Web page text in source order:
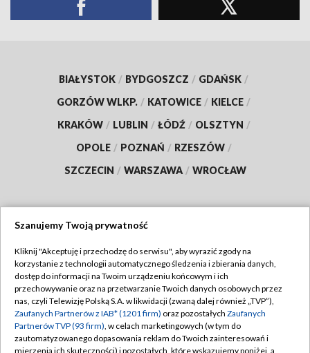
BIAŁYSTOK / BYDGOSZCZ / GDAŃSK /
GORZÓW WLKP. / KATOWICE / KIELCE /
KRAKÓW / LUBLIN / ŁÓDŹ / OLSZTYN /
OPOLE / POZNAŃ / RZESZÓW /
SZCZECIN / WARSZAWA / WROCŁAW
TVP
Abonament TVP
Emisja w TVP
Centrum informacji TVP
Regulamin TVP
Polityka prywatności
Moje zgody
Szanujemy Twoją prywatność
Kliknij "Akceptuję i przechodzę do serwisu", aby wyrazić zgody na
korzystanie z technologii automatycznego śledzenia i zbierania danych,
dostęp do informacji na Twoim urządzeniu końcowym i ich
przechowywanie oraz na przetwarzanie Twoich danych osobowych przez
nas, czyli Telewizję Polską S.A. w likwidacji (zwaną dalej również „TVP”),
Zaufanych Partnerów z IAB* (1201 firm) oraz pozostałych Zaufanych
Partnerów TVP (93 firm), w celach marketingowych (w tym do
zautomatyzowanego dopasowania reklam do Twoich zainteresowań i
mierzenia ich skuteczności) i pozostałych, które wskazujemy poniżej, a